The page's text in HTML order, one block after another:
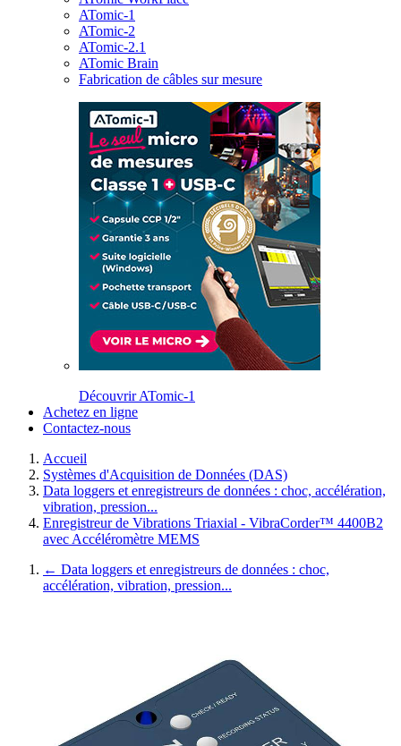
ATomic-1
ATomic-2
ATomic-2.1
ATomic Brain
Fabrication de câbles sur mesure
Découvrir ATomic-1
Achetez en ligne
Contactez-nous
Accueil
Systèmes d'Acquisition de Données (DAS)
Data loggers et enregistreurs de données : choc, accélération,
vibration, pression...
Enregistreur de Vibrations Triaxial - VibraCorder™ 4400B2
avec Accéléromètre MEMS
← Data loggers et enregistreurs de données : choc,
accélération, vibration, pression...